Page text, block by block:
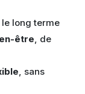
le long terme
être, de
, sans